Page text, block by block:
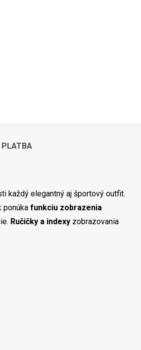
PLATBA
každý elegantný aj športový outfit.
ponúka funkciu zobrazenia
Ručičky a indexyzobrazovania